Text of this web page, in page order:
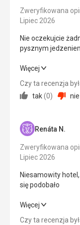
Pokój był
zadowoleni.
Byliśmy niezwykle
doskonały.
Ta recenzja
pomocą Google
Usługi
dalej niż podano,
Wyżywienie
doskonały
Ładny
Usługi
bardzo
pomocą Google
Zweryfikowana
Lipiec 2026
Nie oczekujcie
pysznym
Nie oczekujcie
lepiej pójść gdzie
Zakwaterowanie
Okolica
Cena
Plaża
Więcej
Czy ta recenzja
tak(0) nie
Renáta N.
Zweryfikowana
Lipiec 2026
Niesamowity
się podobało
Niesamowity
Więcej
Czy ta recenzja